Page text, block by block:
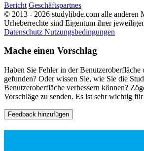
Bericht Geschäftspartnes
© 2013 - 2026 studylibde.com alle anderen
Urheberrechte sind Eigentum ihrer
Datenschutz Nutzungsbedingungen
Mache einen Vorschlag
Haben Sie Fehler in der Benutzeroberfläche
gefunden? Oder wissen Sie, wie Sie die
Benutzeroberfläche verbessern können?
Vorschläge zu senden. Es ist sehr wichtig
Feedback hinzufügen